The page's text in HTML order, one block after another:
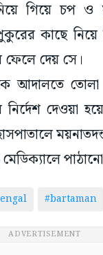
গিয়ে চপ ও
কাছে নিয়ে
দেয় সে।
আদালতে তোলা
দেওয়া
#bartaman
ADVERTISEMENT